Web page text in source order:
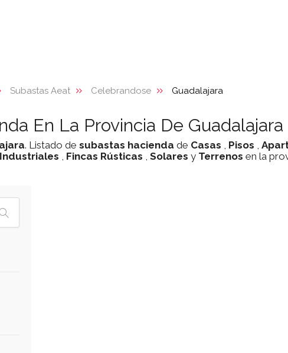
Subastas Aeat Celebrandose Guadalajara
En La Provincia De Guadalajara
. Listado de subastas hacienda de Casas , Pisos ,
, Fincas Rústicas , Solares y Terrenos en la